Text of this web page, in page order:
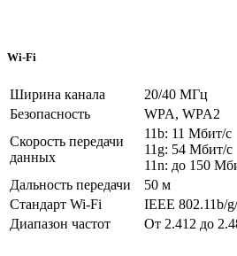
Wi-Fi
Ширина канала
20/40 МГц
Безопасность
WPA, WPA2
Скорость передачи
данных
11b: 11 Мбит/с
11g: 54 Мбит/с
11n: до 150
Дальность передачи
50 м
Стандарт Wi-Fi
IEEE 802.11b/
Диапазон частот
От 2.412 до